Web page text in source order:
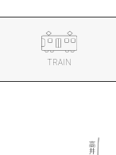
TRAIN